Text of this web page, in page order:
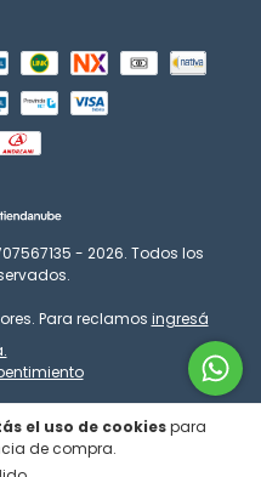
el uso de cookiespara
de compra.
- 2026. Todos los
Para reclamos ingresá